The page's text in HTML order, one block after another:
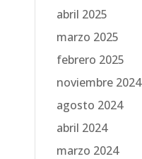
abril 2025
marzo 2025
febrero 2025
noviembre 2024
agosto 2024
abril 2024
marzo 2024